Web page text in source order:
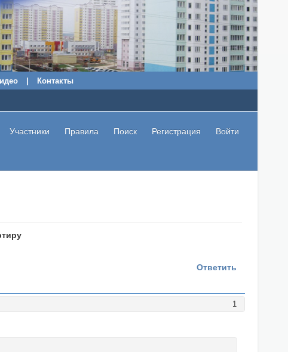
Контакты
Участники Правила Поиск Регистрация Войти
Ответить
1